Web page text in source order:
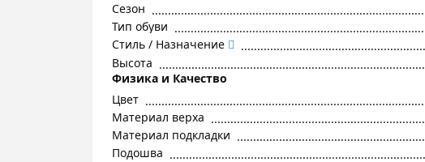
Сезон
Тип обуви
Стиль / Назначение
Высота
Физика и Качество
Цвет
Материал верха
Материал подкладки
Подошва